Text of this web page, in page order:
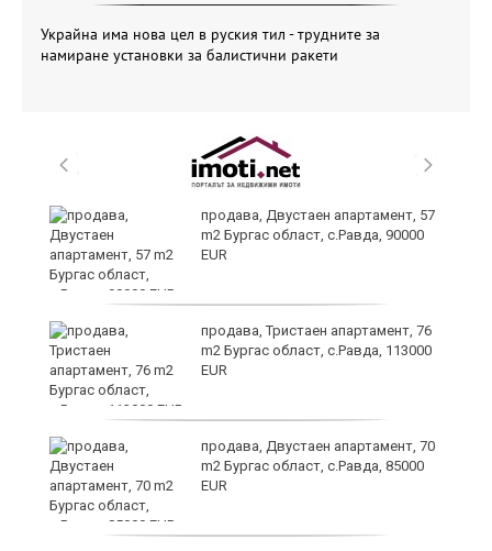
Украйна има нова цел в руския тил - трудните за
намиране установки за балистични ракети
продава, Двустаен апартамент, 57
m2 Бургас област, с.Равда, 90000
EUR
продава, Тристаен апартамент, 76
m2 Бургас област, с.Равда, 113000
EUR
продава, Двустаен апартамент, 70
m2 Бургас област, с.Равда, 85000
EUR